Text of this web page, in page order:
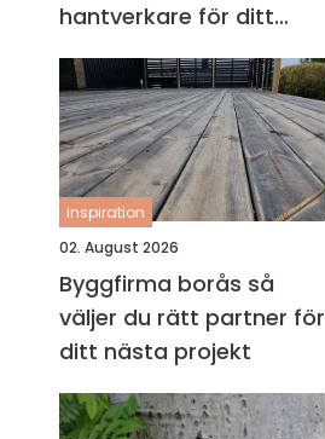
hantverkare för ditt
projekt
inspiration
02. August 2026
Byggfirma borås så
väljer du rätt partner för
ditt nästa projekt